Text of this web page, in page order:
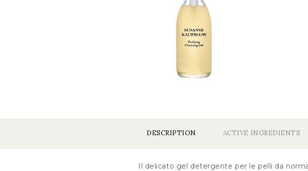
DESCRIPTION ACTIVE INGREDIENTS
Il delicato gel detergente per le pelli da